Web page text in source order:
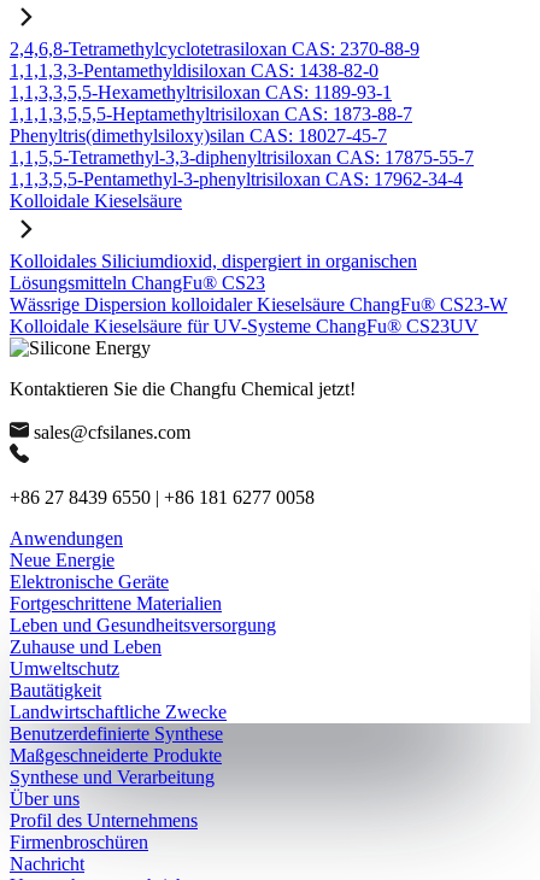
2,4,6,8-Tetramethylcyclotetrasiloxan CAS: 2370-88-9
1,1,1,3,3-Pentamethyldisiloxan CAS: 1438-82-0
1,1,3,3,5,5-Hexamethyltrisiloxan CAS: 1189-93-1
1,1,1,3,5,5,5-Heptamethyltrisiloxan CAS: 1873-88-7
Phenyltris(dimethylsiloxy)silan CAS: 18027-45-7
1,1,5,5-Tetramethyl-3,3-diphenyltrisiloxan CAS: 17875-55-7
1,1,3,5,5-Pentamethyl-3-phenyltrisiloxan CAS: 17962-34-4
Kolloidale Kieselsäure
Kolloidales Siliciumdioxid, dispergiert in organischen
Lösungsmitteln ChangFu® CS23
Wässrige Dispersion kolloidaler Kieselsäure ChangFu® CS23-W
Kolloidale Kieselsäure für UV-Systeme ChangFu® CS23UV
Kontaktieren Sie die Changfu Chemical jetzt!
sales@cfsilanes.com
+86 27 8439 6550 | +86 181 6277 0058
Anwendungen
Neue Energie
Elektronische Geräte
Fortgeschrittene Materialien
Leben und Gesundheitsversorgung
Zuhause und Leben
Umweltschutz
Bautätigkeit
Landwirtschaftliche Zwecke
Benutzerdefinierte Synthese
Maßgeschneiderte Produkte
Synthese und Verarbeitung
Über uns
Profil des Unternehmens
Firmenbroschüren
Nachricht